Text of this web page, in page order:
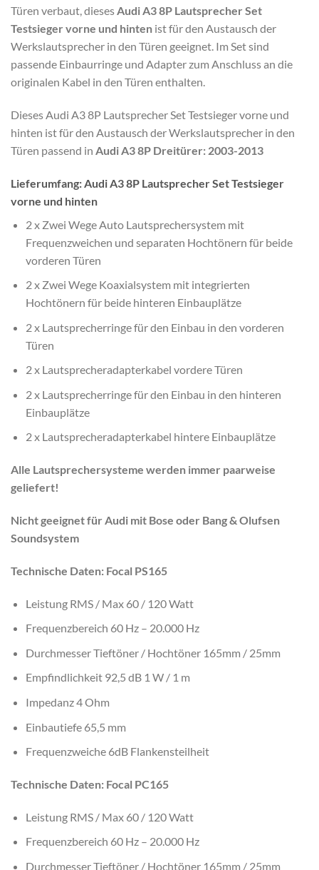
Türen verbaut, diesesAudi A3 8P Lautsprecher Set
Testsieger vorne und hinten ist für den Austausch der
Werkslautsprecher in den Türen geeignet. Im Set sind
passende Einbaurringe und Adapter zum Anschluss an die
originalen Kabel in den Türen enthalten.
Dieses Audi A3 8P Lautsprecher Set Testsieger vorne und
hinten ist für den Austausch der Werkslautsprecher in den
Türen passend in Audi A3 8P Dreitürer: 2003-2013
Lieferumfang: Audi A3 8P Lautsprecher Set Testsieger
vorne und hinten
2 x Zwei Wege Auto Lautsprechersystem mit
Frequenzweichen und separaten Hochtönern für beide
vorderen Türen
2 x Zwei Wege Koaxialsystem mit integrierten
Hochtönern für beide hinteren Einbauplätze
2 x Lautsprecherringe für den Einbau in den vorderen
Türen
2 x Lautsprecheradapterkabel vordere Türen
2 x Lautsprecherringe für den Einbau in den hinteren
Einbauplätze
2 x Lautsprecheradapterkabel hintere Einbauplätze
Alle Lautsprechersysteme werden immer paarweise
geliefert!
Nicht geeignet für Audi mit Bose oder Bang & Olufsen
Soundsystem
Technische Daten: Focal PS165
Leistung RMS / Max 60 / 120 Watt
Frequenzbereich 60 Hz – 20.000 Hz
Durchmesser Tieftöner / Hochtöner 165mm / 25mm
Empfindlichkeit 92,5 dB 1 W / 1 m
Impedanz 4 Ohm
Einbautiefe 65,5 mm
Frequenzweiche 6dB Flankensteilheit
Technische Daten: Focal PC165
Leistung RMS / Max 60 / 120 Watt
Frequenzbereich 60 Hz – 20.000 Hz
Durchmesser Tieftöner / Hochtöner 165mm / 25mm